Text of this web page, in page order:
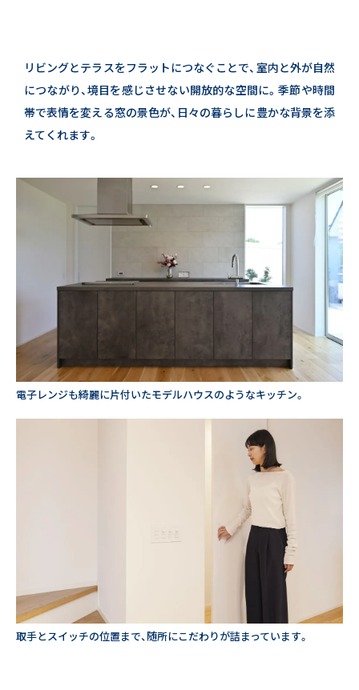
リビングとテラスをフラットにつなぐことで、室内と外が自然
につながり、境目を感じさせない開放的な空間に。季節や時間
帯で表情を変える窓の景色が、日々の暮らしに豊かな背景を添
えてくれます。
電子レンジも綺麗に片付いたモデルハウスのようなキッチン。
取手とスイッチの位置まで、随所にこだわりが詰まっています。
暮らしのインタビュー
WITH EARTHの軌跡